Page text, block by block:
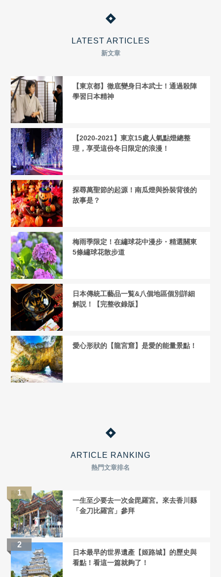
LATEST ARTICLES
新文章
【東京都】徹底變身日本武士！通過殺陣
學習日本精神
【2020-2021】東京15處人氣點燈總整
理，享受這份冬日限定的浪漫！
探尋萬聖節的起源！南瓜燈與扮裝背後的
故事是？
梅雨季限定！在繡球花中漫步・精選關東
5條繡球花散步道
日本傳統工藝品一覧&八個地區個別詳細
解説！【完整收錄版】
愛心形狀的【龍宮窟】是愛的能量景點！
ARTICLE RANKING
熱門文章排名
一生至少要去一次金毘羅宮。來去香川縣
「金刀比羅宮」參拜
日本最早的世界遺產【姬路城】的歷史與
看點！看這一篇就夠了！